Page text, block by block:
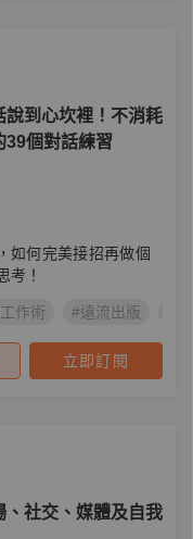
說到心坎裡！不消耗
39個對話練習
如何完美接招再做個
考！
作術 #遠流出版
立即訂閱
、社交、媒體及自我